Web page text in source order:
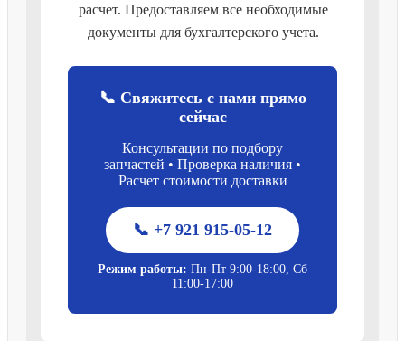
расчет. Предоставляем все необходимые
документы для бухгалтерского учета.
📞 Свяжитесь с нами прямо
сейчас
Консультации по подбору
запчастей • Проверка наличия •
Расчет стоимости доставки
📞 +7 921 915-05-12
Режим работы: Пн-Пт 9:00-18:00, Сб
11:00-17:00